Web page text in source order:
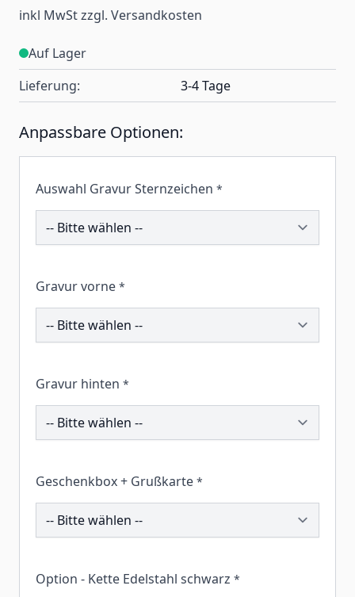
inkl MwSt zzgl. Versandkosten
Auf Lager
Lieferung:
3-4 Tage
Anpassbare Optionen:
Auswahl Gravur Sternzeichen *
211680
Gravur vorne *
211779
Gravur hinten *
260990
Geschenkbox + Grußkarte *
260420
Option - Kette Edelstahl schwarz *